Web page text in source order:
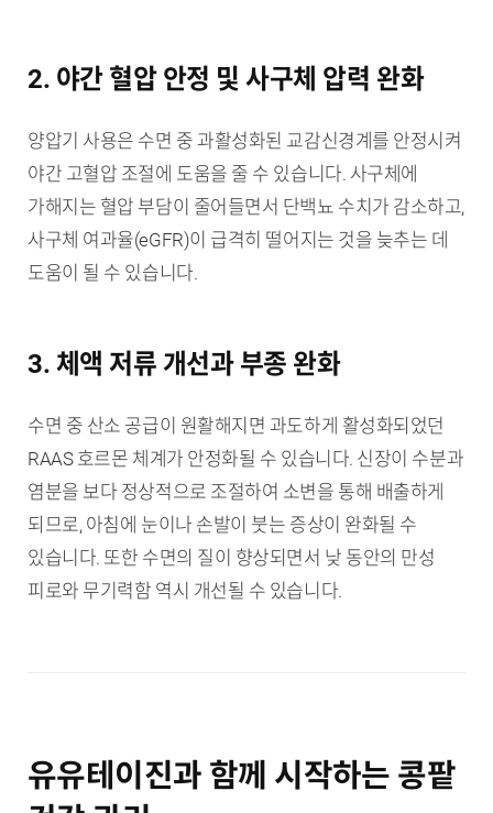
2. 야간 혈압 안정 및 사구체 압력 완화
양압기 사용은 수면 중 과활성화된 교감신경계를 안정시켜
야간 고혈압 조절에 도움을 줄 수 있습니다. 사구체에
가해지는 혈압 부담이 줄어들면서 단백뇨 수치가 감소하고,
사구체 여과율(eGFR)이 급격히 떨어지는 것을 늦추는 데
도움이 될 수 있습니다.
3. 체액 저류 개선과 부종 완화
수면 중 산소 공급이 원활해지면 과도하게 활성화되었던
RAAS 호르몬 체계가 안정화될 수 있습니다. 신장이 수분과
염분을 보다 정상적으로 조절하여 소변을 통해 배출하게
되므로, 아침에 눈이나 손발이 붓는 증상이 완화될 수
있습니다. 또한 수면의 질이 향상되면서 낮 동안의 만성
피로와 무기력함 역시 개선될 수 있습니다.
유유테이진과 함께 시작하는 콩팥